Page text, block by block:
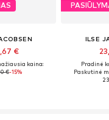
€
kaina:
€-15%
ILSE
Pradinė
Paskutinė